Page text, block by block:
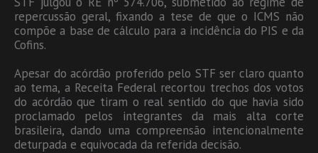
repercussão geral, fixando a tese de que o ICMS não
compõe a base de cálculo para a incidência do PIS e da
Cofins.
Apesar do acórdão proferido pelo STF ser claro quanto
ao tema, a Receita Federal recortou trechos dos votos
do acórdão que tiram o real sentido do que havia sido
proclamado pelos integrantes da mais alta corte
brasileira, dando uma compreensão intencionalmente
deturpada e equivocada da referida decisão.